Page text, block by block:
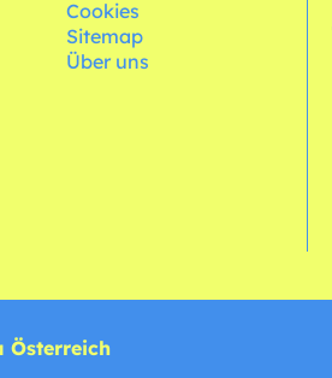
Cookies
Sitemap
Über uns
Österreich